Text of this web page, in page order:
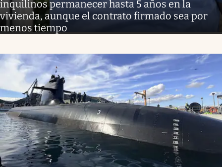
inquilinos permanecer hasta 5 años en la
vivienda, aunque el contrato firmado sea por
menos tiempo